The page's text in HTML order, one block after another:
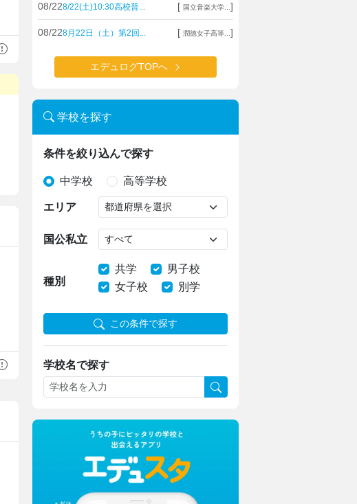
08/228/22(土)10:30高校普... [ 国立音楽大学... ]
08/228月22日（土）第2回... [ 潤徳女子高等... ]
エデュログTOPへ
学校を探す
条件を絞り込んで探す
中学校 高等学校
エリア
国公私立
種別
共学
男子校
女子校
別学
この条件で探す
学校名で探す